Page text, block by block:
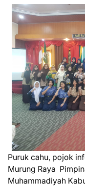
Puruk cahu, pojok
Murung Raya
Muhammadiyah